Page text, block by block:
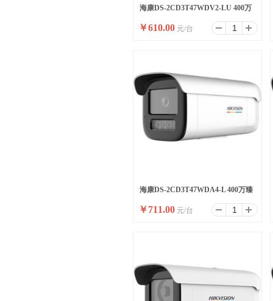
海康DS-2CD3T47WDV2-LU 400万
臻全彩摄像机
￥610.00 元/台
海康DS-2CD3T47WDA4-L 400万臻
全彩摄像机
￥711.00 元/台